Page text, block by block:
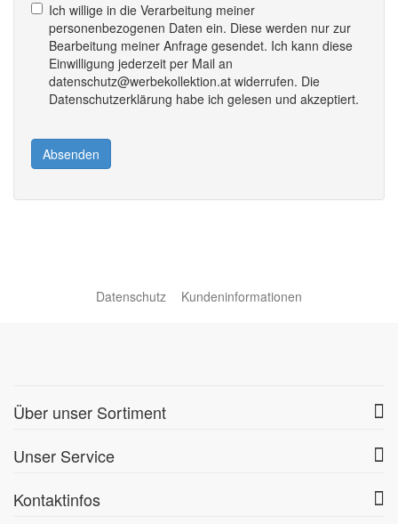
Ich willige in die Verarbeitung meiner
personenbezogenen Daten ein. Diese werden nur zur
Bearbeitung meiner Anfrage gesendet. Ich kann diese
Einwilligung jederzeit per Mail an
datenschutz@werbekollektion.at widerrufen. Die
Datenschutzerklärung habe ich gelesen und akzeptiert.
Absenden
Datenschutz Kundeninformationen
Über unser Sortiment
Unser Service
Kontaktinfos